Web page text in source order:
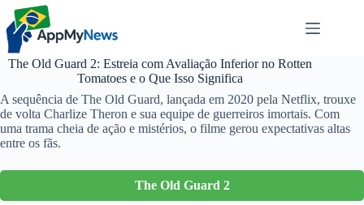
Pular
para
conteúdo
The Old Guard 2: Estreia com Avaliação Inferior no Rotten
Tomatoes e o Que Isso Significa
A sequência de The Old Guard, lançada em 2020 pela Netflix, trouxe
de volta Charlize Theron e sua equipe de guerreiros imortais. Com
uma trama cheia de ação e mistérios, o filme gerou expectativas altas
entre os fãs.
The Old Guard 2